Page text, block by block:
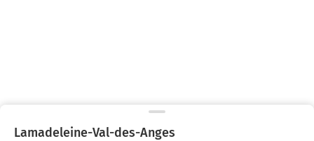
Lamadeleine-Val-des-Anges